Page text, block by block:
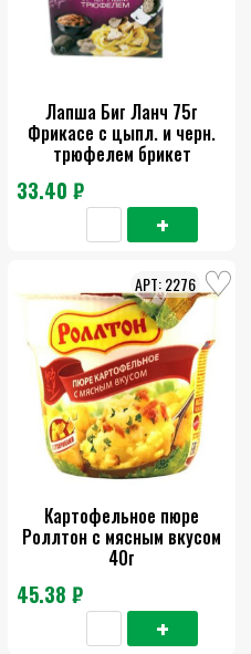
Лапша Биг Ланч 75г
Фрикасе с цыпл. и черн.
трюфелем брикет
33.40 ₽
Картофельное пюре
Роллтон с мясным вкусом
40г
45.38 ₽
2276